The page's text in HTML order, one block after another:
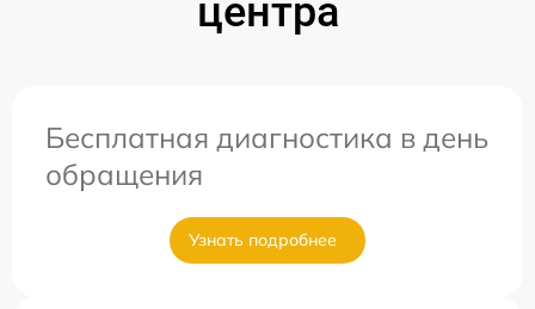
центра
Бесплатная диагностика в день
обращения
Узнать подробнее